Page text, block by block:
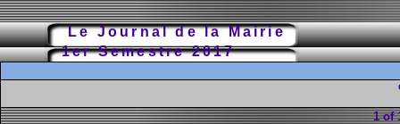
Le Journal de la Mairie
1er Semestre 2017
1 of